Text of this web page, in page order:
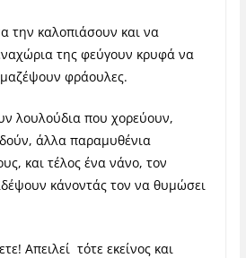
την καλοπιάσουν και να
της φεύγουν κρυφά να
φράουλες.
λουλούδια που χορεύουν,
άλλα παραμυθένια
και τέλος ένα νάνο, τον
κάνοντάς τον να θυμώσει
Απειλεί τότε εκείνος και